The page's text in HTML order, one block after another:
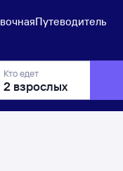
Путеводитель
Кто едет